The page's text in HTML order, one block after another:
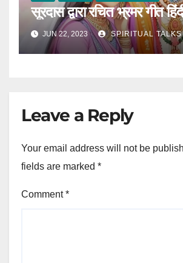
सूरदास द्वारा रचित भ्रमर गीत
JUN 22, 2023 SPIRITUAL TALKS
Leave a Reply
Your email address will not be
fields are marked *
Comment*